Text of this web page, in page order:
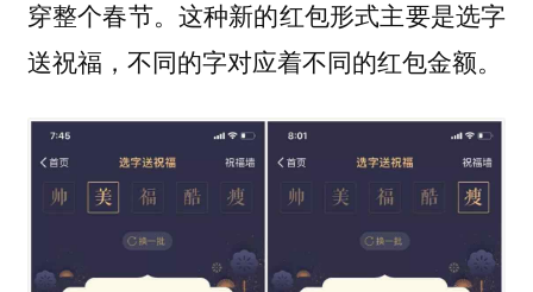
穿整个春节。这种新的红包形式主要是选字
送祝福，不同的字对应着不同的红包金额。